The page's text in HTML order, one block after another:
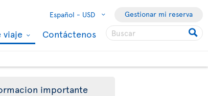
Español - USD Gestionar mi reserva
viaje Contáctenos
importante